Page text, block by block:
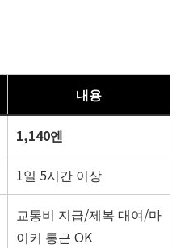
내용
1,140엔
1일 5시간 이상
교통비 지급/제복 대여/마
이커 통근 OK